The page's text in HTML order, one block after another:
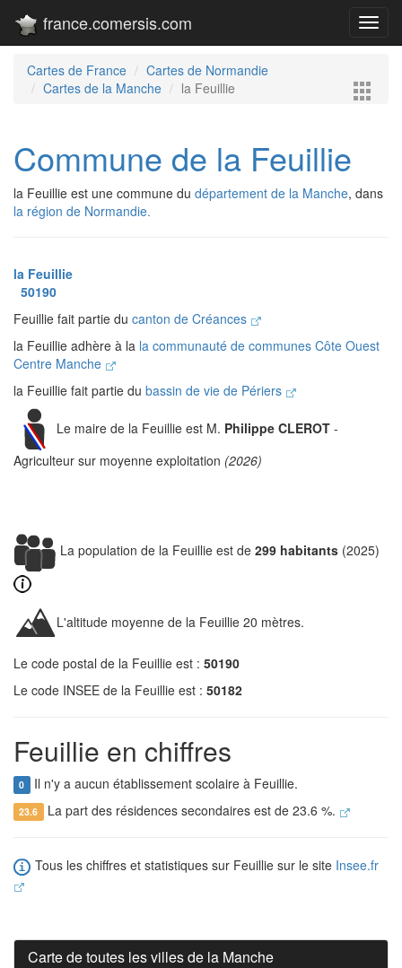
france.comersis.com
Cartes de France
Cartes de Normandie
Cartes de la Manche
la Feuillie
Commune de la Feuillie
la Feuillie est une commune du département de la Manche, dans
la région de Normandie.
la Feuillie
50190
Feuillie fait partie du canton de Créances
la Feuillie adhère à la la communauté de communes Côte Ouest
Centre Manche
la Feuillie fait partie du bassin de vie de Périers
Le maire de la Feuillie est M. Philippe CLEROT -
Agriculteur sur moyenne exploitation (2026)
La population de la Feuillie est de 299 habitants (2025)
L'altitude moyenne de la Feuillie 20 mètres.
Le code postal de la Feuillie est : 50190
Le code INSEE de la Feuillie est : 50182
Feuillie en chiffres
0 Il n'y a aucun établissement scolaire à Feuillie.
23.6 La part des résidences secondaires est de 23.6 %.
Tous les chiffres et statistiques sur Feuillie sur le site Insee.fr
Carte de toutes les villes de la Manche